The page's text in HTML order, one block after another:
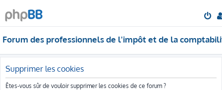
Forum des professionnels de l'impôt et de la
Supprimer les cookies
Êtes-vous sûr de vouloir supprimer les cookies de ce forum ?